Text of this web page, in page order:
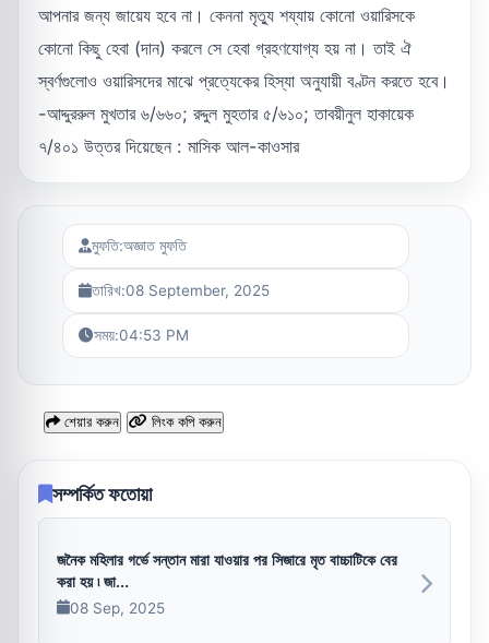
আপনার জন্য জায়েয হবে না। কেননা মৃত্যু শয্যায় কোনো ওয়ারিসকে
কোনো কিছু হেবা (দান) করলে সে হেবা গ্রহণযোগ্য হয় না। তাই ঐ
স্বর্ণগুলোও ওয়ারিসদের মাঝে প্রত্যেকের হিস্যা অনুযায়ী বণ্টন করতে হবে।
-আদ্দুররুল মুখতার ৬/৬৬০; রদ্দুল মুহতার ৫/৬১০; তাবয়ীনুল হাকায়েক
৭/৪০১ উত্তর দিয়েছেন : মাসিক আল-কাওসার
মুফতি:অজ্ঞাত মুফতি
তারিখ:08 September, 2025
সময়:04:53 PM
শেয়ার করুন লিংক কপি করুন
সম্পর্কিত ফতোয়া
জনৈক মহিলার গর্ভে সন্তান মারা যাওয়ার পর সিজারে মৃত বাচ্চাটিকে বের
করা হয় ৷ জা...
08 Sep, 2025